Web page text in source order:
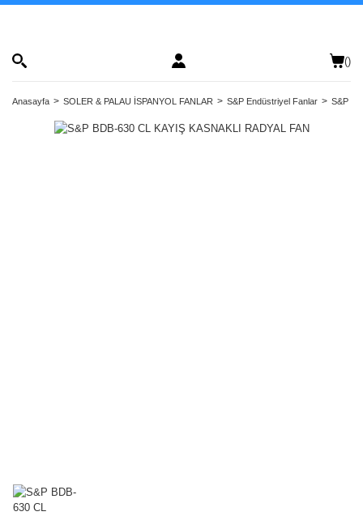
()
Anasayfa SOLER & PALAU İSPANYOL FANLAR S&P Endüstriyel Fanlar S&P